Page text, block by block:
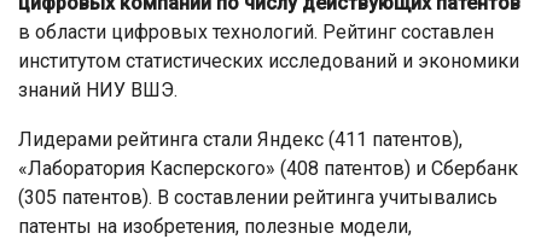
в области цифровых технологий. Рейтинг составлен
институтом статистических исследований и экономики
знаний НИУ ВШЭ.
Лидерами рейтинга стали Яндекс (411 патентов),
«Лаборатория Касперского» (408 патентов) и Сбербанк
(305 патентов). В составлении рейтинга учитывались
патенты на изобретения, полезные модели,